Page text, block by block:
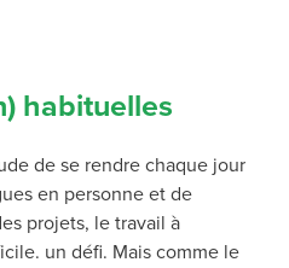
habituelles
de se rendre chaque jour
en personne et de
projets, le travail à
un défi. Mais comme le